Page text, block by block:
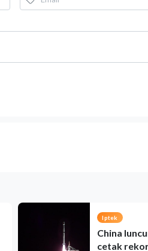
Iptek
China
cetak